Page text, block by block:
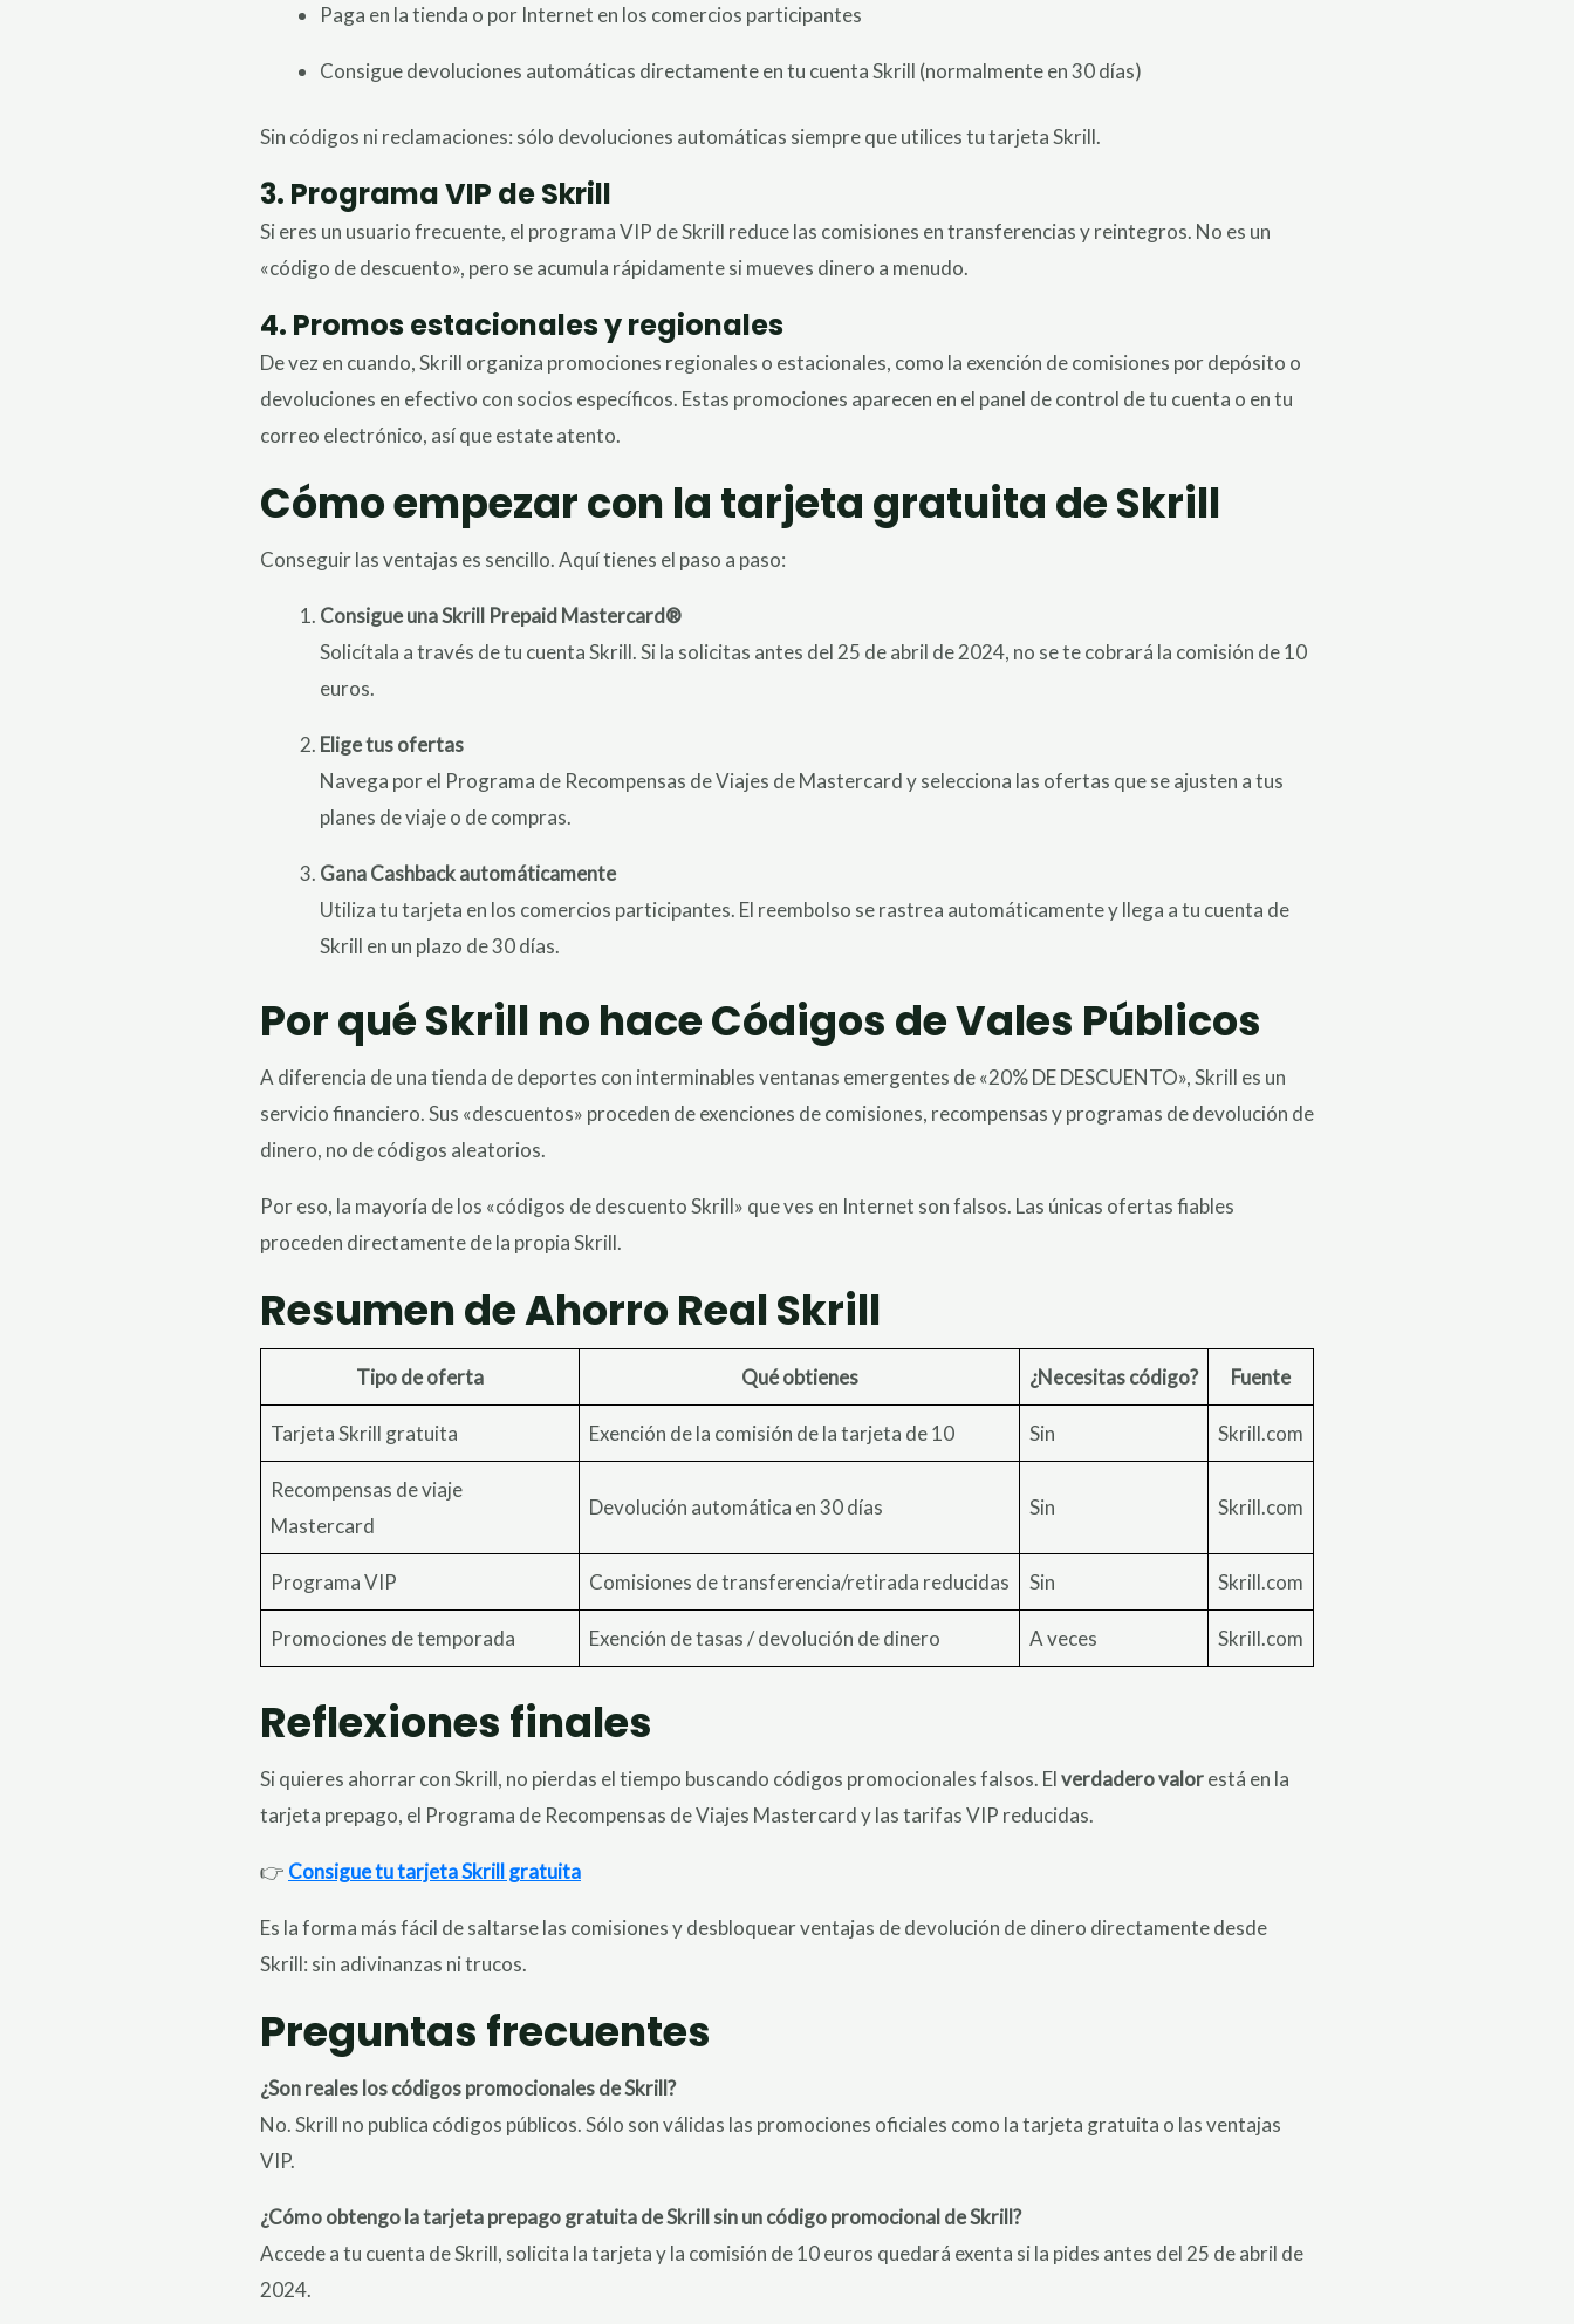
Paga en la tienda o por Internet en los comercios participantes
Consigue devoluciones automáticas directamente en tu cuenta Skrill (normalmente en 30 días)
Sin códigos ni reclamaciones: sólo devoluciones automáticas siempre que utilices tu tarjeta Skrill.
3. Programa VIP de Skrill
Si eres un usuario frecuente, el programa VIP de Skrill reduce las comisiones en transferencias y reintegros. No es un
«código de descuento», pero se acumula rápidamente si mueves dinero a menudo.
4. Promos estacionales y regionales
De vez en cuando, Skrill organiza promociones regionales o estacionales, como la exención de comisiones por depósito o
devoluciones en efectivo con socios específicos. Estas promociones aparecen en el panel de control de tu cuenta o en tu
correo electrónico, así que estate atento.
Cómo empezar con la tarjeta gratuita de Skrill
Conseguir las ventajas es sencillo. Aquí tienes el paso a paso:
Consigue una Skrill Prepaid Mastercard®
Solicítala a través de tu cuenta Skrill. Si la solicitas antes del 25 de abril de 2024, no se te cobrará la comisión de 10
euros.
Elige tus ofertas
Navega por el Programa de Recompensas de Viajes de Mastercard y selecciona las ofertas que se ajusten a tus
planes de viaje o de compras.
Gana Cashback automáticamente
Utiliza tu tarjeta en los comercios participantes. El reembolso se rastrea automáticamente y llega a tu cuenta de
Skrill en un plazo de 30 días.
Por qué Skrill no hace Códigos de Vales Públicos
A diferencia de una tienda de deportes con interminables ventanas emergentes de «20% DE DESCUENTO», Skrill es un
servicio financiero. Sus «descuentos» proceden de exenciones de comisiones, recompensas y programas de devolución de
dinero, no de códigos aleatorios.
Por eso, la mayoría de los «códigos de descuento Skrill» que ves en Internet son falsos. Las únicas ofertas fiables
proceden directamente de la propia Skrill.
Resumen de Ahorro Real Skrill
Tipo de oferta Qué obtienes ¿Necesitas código? Fuente
Tarjeta Skrill gratuita Exención de la comisión de la tarjeta de 10 Sin Skrill.com
Recompensas de viaje
Mastercard
Devolución automática en 30 días Sin Skrill.com
Programa VIP Comisiones de transferencia/retirada reducidas Sin Skrill.com
Promociones de temporada Exención de tasas / devolución de dinero A veces Skrill.com
Reflexiones finales
Si quieres ahorrar con Skrill, no pierdas el tiempo buscando códigos promocionales falsos. Elverdadero valorestá en la
tarjeta prepago, el Programa de Recompensas de Viajes Mastercard y las tarifas VIP reducidas.
👉 Consigue tu tarjeta Skrill gratuita
Es la forma más fácil de saltarse las comisiones y desbloquear ventajas de devolución de dinero directamente desde
Skrill: sin adivinanzas ni trucos.
Preguntas frecuentes
¿Son reales los códigos promocionales de Skrill?
No. Skrill no publica códigos públicos. Sólo son válidas las promociones oficiales como la tarjeta gratuita o las ventajas
VIP.
¿Cómo obtengo la tarjeta prepago gratuita de Skrill sin un código promocional de Skrill?
Accede a tu cuenta de Skrill, solicita la tarjeta y la comisión de 10 euros quedará exenta si la pides antes del 25 de abril de
2024.